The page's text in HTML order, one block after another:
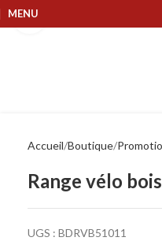
MENU
Accueil Boutique
Range vélo
UGS : BDRVB51011